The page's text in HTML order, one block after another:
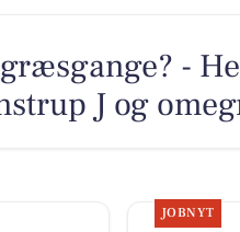
-
J og
JOBNYT